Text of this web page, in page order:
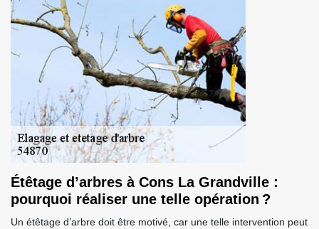
Étêtage d’arbres à Cons La Grandville :
pourquoi réaliser une telle opération ?
Un étêtage d’arbre doit être motivé, car une telle intervention peut